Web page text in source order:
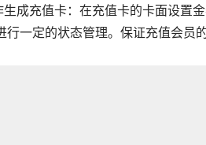
生成充值卡：在充值卡的卡面设置
行一定的状态管理。保证充值会员